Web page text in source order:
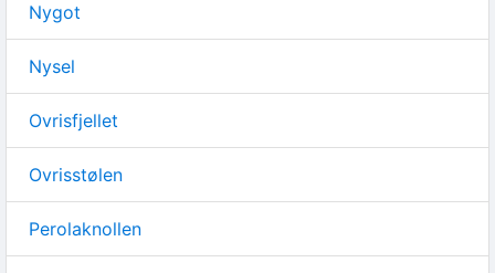
Nygot
Nysel
Ovrisfjellet
Ovrisstølen
Perolaknollen